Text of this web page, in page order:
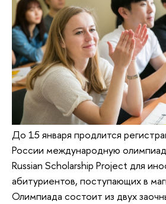
До 15 января продлится
России международную
Russian Scholarship Project для
абитуриентов, поступающих в
Олимпиада состоит из двух